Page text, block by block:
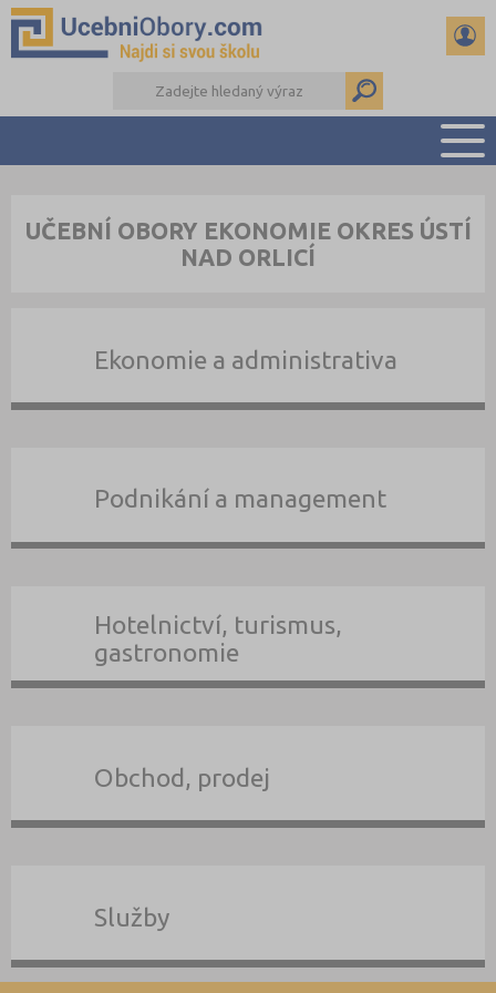
PŘÍPRAVA NA PŘIJÍMAČKY
DŮLEŽITÉ TERMÍNY
UČEBNÍ OBORY EKONOMIE OKRES ÚSTÍ
NAD ORLICÍ
Ekonomie a administrativa
Podnikání a management
Hotelnictví, turismus,
gastronomie
Obchod, prodej
Služby